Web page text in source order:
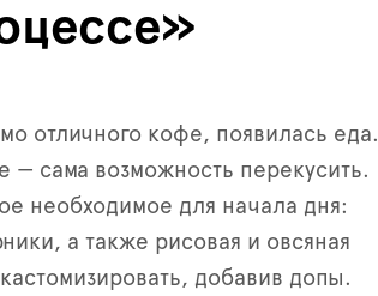
отличного кофе, появилась еда.
сама возможность перекусить.
необходимое для начала дня:
а также рисовая и овсяная
добавив допы.